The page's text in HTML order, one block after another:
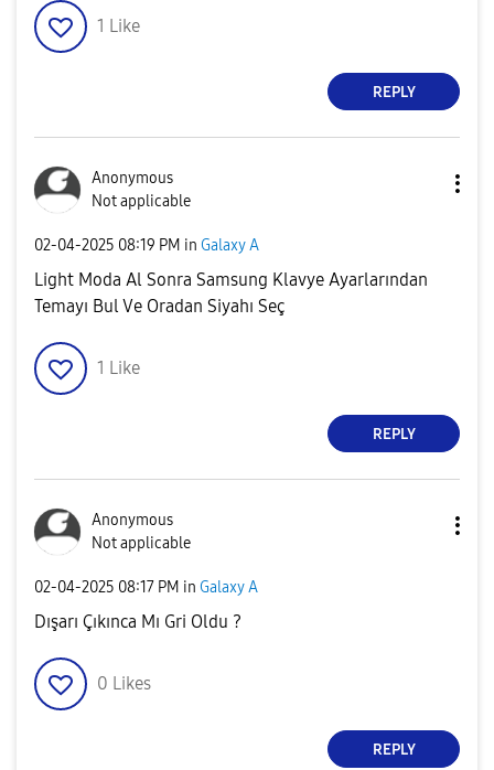
1 Like
REPLY
Anonymous
Not applicable
‎02-04-2025 08:19 PM in Galaxy A
Light Moda Al Sonra Samsung Klavye Ayarlarından
Temayı Bul Ve Oradan Siyahı Seç
1 Like
REPLY
Anonymous
Not applicable
‎02-04-2025 08:17 PM in Galaxy A
Dışarı Çıkınca Mı Gri Oldu ?
0 Likes
REPLY